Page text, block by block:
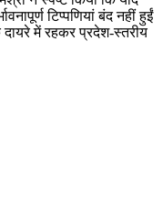
टिप्पणियां बंद नहीं हुईं
दायरे में रहकर प्रदेश-स्तरीय